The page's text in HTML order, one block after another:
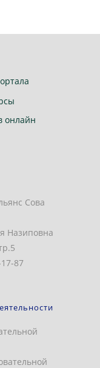
онлайн
Сова
Назиповна
87